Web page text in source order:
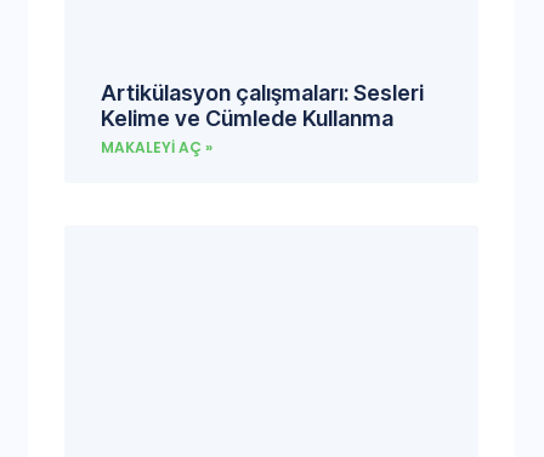
Artikülasyon çalışmaları: Sesleri
Kelime ve Cümlede Kullanma
MAKALEYI AÇ »